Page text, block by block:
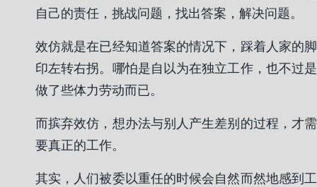
自己的责任，挑战问题，找出答案，解决问题。
效仿就是在已经知道答案的情况下，踩着人家的脚
印左转右拐。哪怕是自以为在独立工作，也不过是
做了些体力劳动而已。
而摈弃效仿，想办法与别人产生差别的过程，才需
要真正的工作。
其实，人们被委以重任的时候会自然而然地感到工